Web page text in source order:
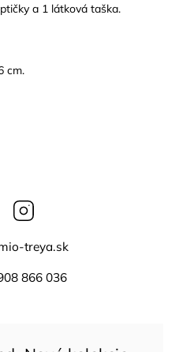
a 1 látková taška.
cm.
Facebook
treya.sk
866 036